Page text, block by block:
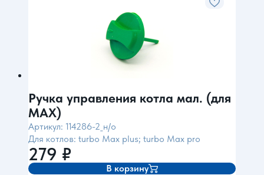
Ручка управления котла мал. (для
MAX)
Артикул: 114286-2_н/о
Для котлов: turbo Max plus; turbo Max pro
279 ₽
В корзину